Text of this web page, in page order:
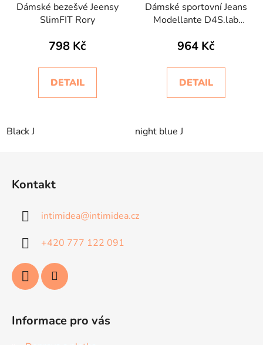
Dámské bezešvé Jeensy
SlimFIT Rory
798 Kč
DETAIL
Black J
Dámské sportovní Jeans
Modellante D4S.lab
964 Kč
DETAIL
night blue J
Kontakt
intimidea@intimidea.cz
+420 777 122 091
Informace pro vás